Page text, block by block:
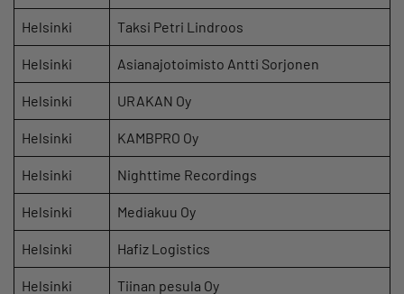
Helsinki Taksi Petri Lindroos
Helsinki Asianajotoimisto Antti Sorjonen
Helsinki URAKAN Oy
Helsinki KAMBPRO Oy
Helsinki Nighttime Recordings
Helsinki Mediakuu Oy
Helsinki Hafiz Logistics
Helsinki Tiinan pesula Oy